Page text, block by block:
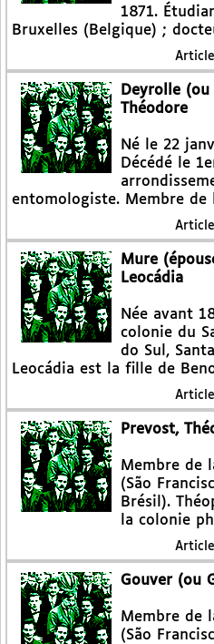
1871.
Bruxelles (Belgique) ;
Deyrolle
Théodore
Né le 22
Décédé le
entomologiste. Membre
Mure
Leocádia
Née avant
colonie du
do Sul,
Leocádia est la fille de
Prevost,
Membre de
(São
Brésil).
la colonie
Gouver (ou
Membre de
(São